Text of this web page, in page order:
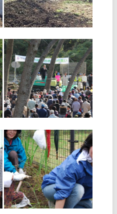
星野村へ総員２９名（９日１
６名、１０日１３名）が出動
しました。 村ではまだ昨年
夏の九州北部豪雨の爪痕が残
っており、今回の現場は土砂
した地域。
▶
2012.11.25
第１１回ひのきしん
の集い開催
福岡教区では１１月４日、
「第１１回ひのきしんの集
い」を開催、福岡県内の教会
長、ようぼくなどが家族連れ
で１，３６３人が参加しまし
た。 このひのきしんの集い
年」を前にし、「地
▶
2012.09.03
第１１回 福岡教区
ひのきしんの集い
ひのきしんの集い （実動）
日 時 平成２４年１１月
４日（日） 場 所 宗像
市さつき松原 （本部テント
前集合） 開会式 １０：０
０（受付開始 ９：３０） １
５：００解散予定 内
▶